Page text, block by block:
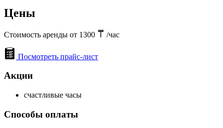
Цены
Стоимость аренды от 1300 /час
Посмотреть прайс-лист
Акции
счастливые часы
Способы оплаты